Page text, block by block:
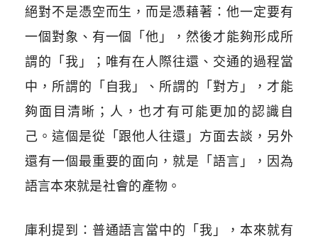
絕對不是憑空而生，而是憑藉著：他一定要有
一個對象、有一個「他」，然後才能夠形成所
謂的「我」；唯有在人際往還、交通的過程當
中，所謂的「自我」、所謂的「對方」，才能
夠面目清晰；人，也才有可能更加的認識自
己。這個是從「跟他人往還」方面去談，另外
還有一個最重要的面向，就是「語言」，因為
語言本來就是社會的產物。
庫利提到：普通語言當中的「我」，本來就有